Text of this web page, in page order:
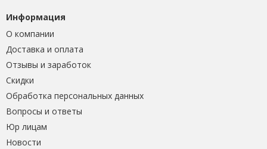
Информация
О компании
Доставка и оплата
Отзывы и заработок
Скидки
Обработка персональных данных
Вопросы и ответы
Юр лицам
Новости